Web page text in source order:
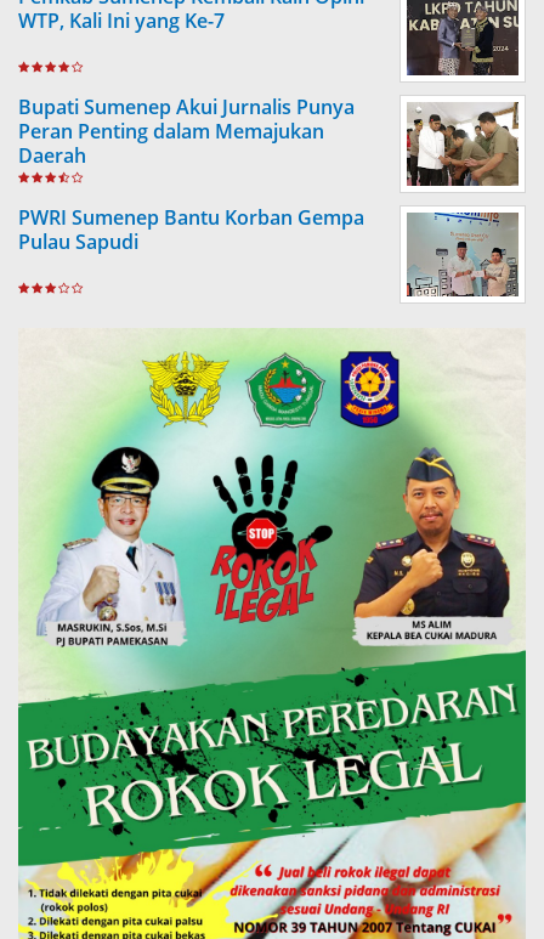
WTP, Kali Ini yang Ke-7
Bupati Sumenep Akui Jurnalis Punya
Peran Penting dalam Memajukan
Daerah
PWRI Sumenep Bantu Korban Gempa
Pulau Sapudi